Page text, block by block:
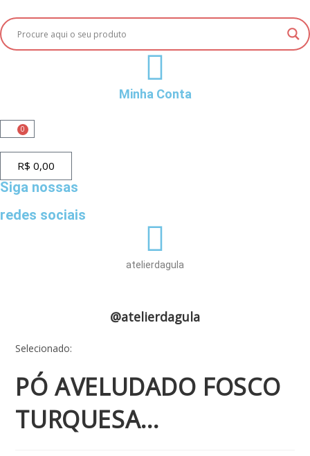
Minha Conta
0
R$ 0,00
Siga nossas
redes sociais
atelierdagula
@atelierdagula
Selecionado:
PÓ AVELUDADO FOSCO
TURQUESA…